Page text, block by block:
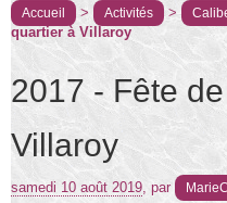
Accueil > Activités >
quartier à Villaroy
2017 - Fête
Villaroy
samedi 10 août 2019, par